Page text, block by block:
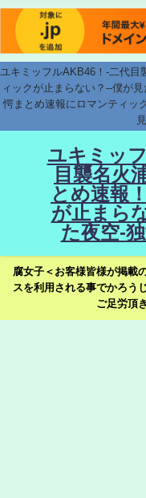
ユキミッフルAKB46！-二代目
ィックが止まらない？--僕が
愕まとめ速報にロマンティッ
ユキミッ
目襲名火
とめ速報
が止まら
た夜空-
腐女子＜お客様皆様が掲載
スを利用される事でかろう
ご足労頂